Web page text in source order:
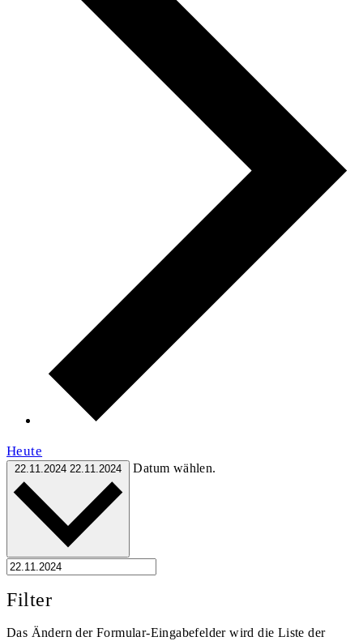
Heute
22.11.2024 22.11.2024 Datum wählen.
Filter
Das Ändern der Formular-Eingabefelder wird die Liste der